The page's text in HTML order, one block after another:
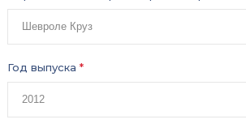
Год выпуска *